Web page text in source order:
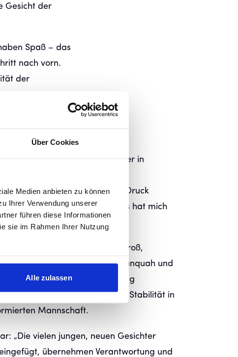
Über Cookies
Medien anbieten zu können
Ihrer Verwendung unserer
führen diese Informationen
sie im Rahmen Ihrer Nutzung
Alle zulassen
Gesicht der
Spaß – das
nach vorn.
der
beim FC Ingolstadt, sammelte er in
„Dort habe ich gelernt, mit Druck
und geduldiger zu werden. Das hat mich
– sportlich und menschlich.“
ist der Konkurrenzkampf groß,
mit Neuzugängen wie Jacob Danquah und
die in der Innenverteidigung
steht David Udogu für Stabilität in
Mannschaft.
„Die vielen jungen, neuen Gesichter
übernehmen Verantwortung und